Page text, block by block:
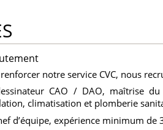
notre service CVC, nous
CAO / DAO, maîtrise
climatisation et plomberie
d’équipe, expérience minimum de